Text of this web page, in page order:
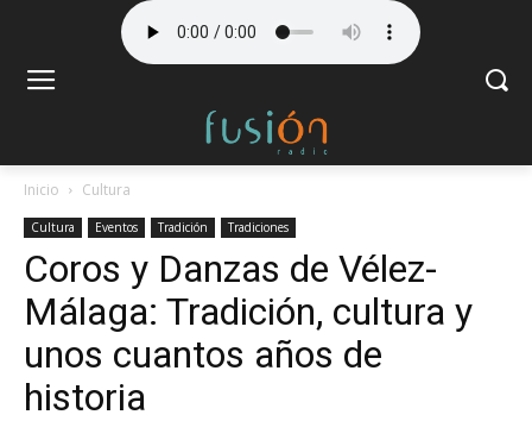
Inicio Cultura
Cultura Eventos Tradición Tradiciones
Coros y Danzas de Vélez-
Málaga: Tradición, cultura y
unos cuantos años de
historia